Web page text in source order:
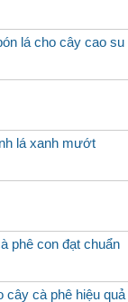
lá cho cây cao su
lá xanh mướt
phê con đạt chuẩn
cây cà phê hiệu quả